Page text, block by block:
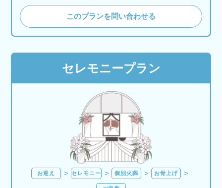
このプランを問い合わせる
セレモニープラン
お迎え セレモニー 個別火葬 お骨上げ